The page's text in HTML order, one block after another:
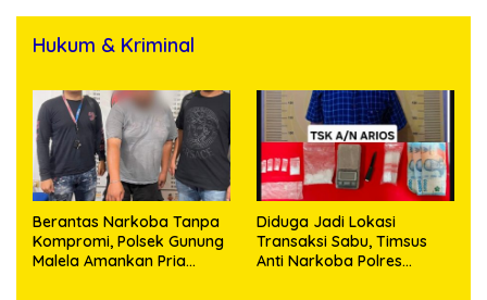
Hukum & Kriminal
Berantas Narkoba Tanpa
Kompromi, Polsek Gunung
Malela Amankan Pria
Diduga Jadi Lokasi
Transaksi Sabu, Timsus
Anti Narkoba Polres